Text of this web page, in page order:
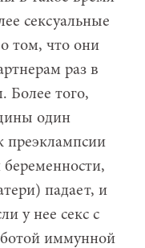
сексуальные
том, что они
раз в
Более того,
один
преэклампсии
падает, и
у нее секс с
иммунной